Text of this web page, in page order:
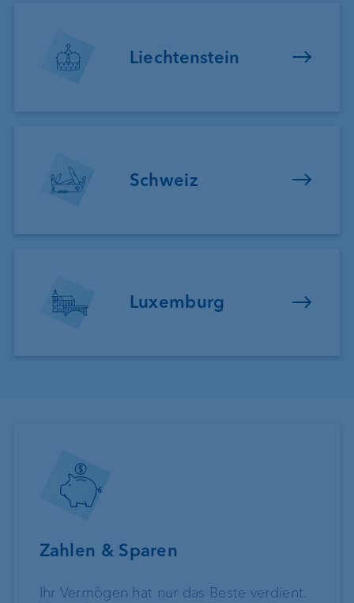
Liechtenstein
Schweiz
Luxemburg
Zahlen & Sparen
Ihr Vermögen hat nur das Beste verdient.